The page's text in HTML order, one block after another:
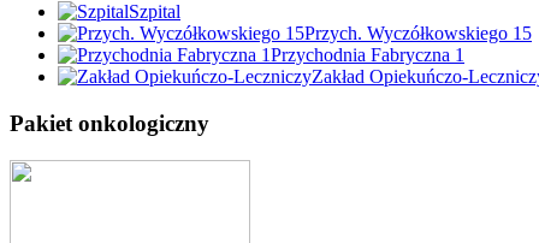
Szpital
Przych. Wyczółkowskiego 15
Przychodnia Fabryczna 1
Zakład Opiekuńczo-
Pakiet onkologiczny